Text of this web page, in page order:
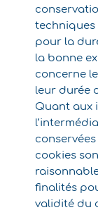
techniques
pour la
la bonne
concerne
leur durée
Quant aux
cookies
finalités
validité du